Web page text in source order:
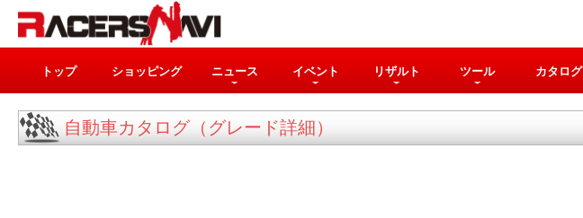
トップ ショッピング ニュース イベント リザルト ツール カタログ
自動車カタログ（グレード詳細）